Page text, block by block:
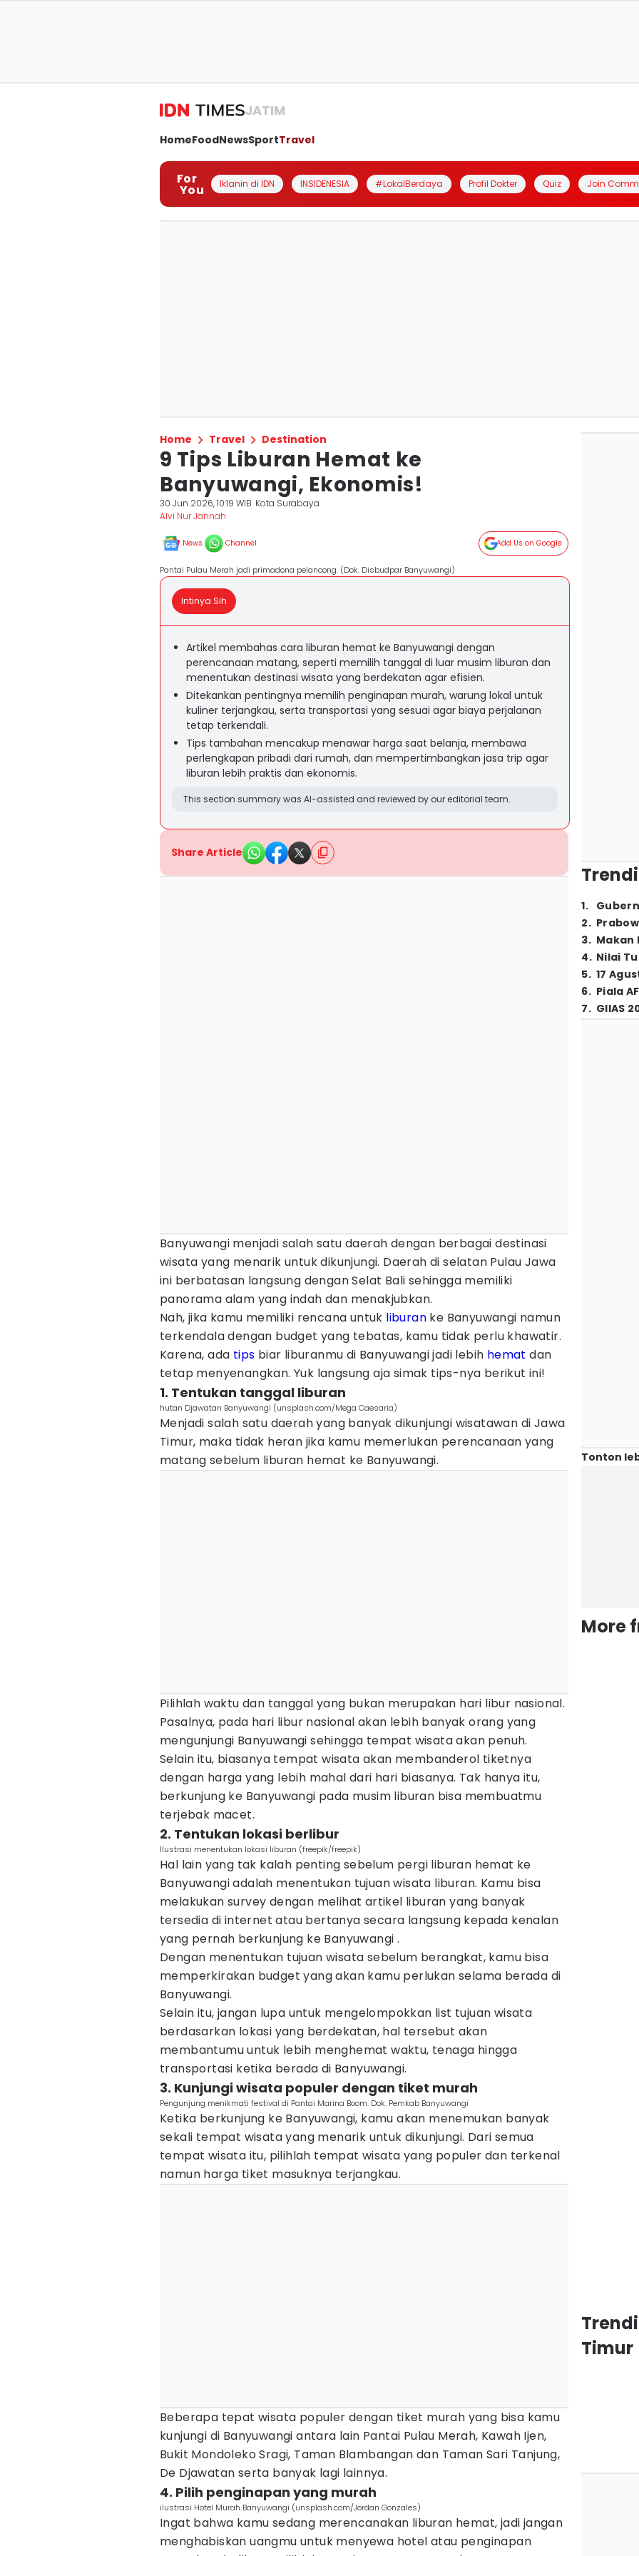
JATIM
HomeFoodNewsSportTravel
For
You Iklanin di IDN INSIDENESIA #LokalBerdaya Profil Dokter Quiz Join
Home Travel Destination
9 Tips Liburan Hemat ke
Banyuwangi, Ekonomis!
30 Jun 2026, 10:19 WIB Kota Surabaya
Alvi Nur Jannah
News Channel Add Us on Google
Pantai Pulau Merah jadi primadona pelancong. (Dok. Disbudpar Banyuwangi)
Intinya Sih
Artikel membahas cara liburan hemat ke Banyuwangi dengan
perencanaan matang, seperti memilih tanggal di luar musim liburan dan
menentukan destinasi wisata yang berdekatan agar efisien.
Ditekankan pentingnya memilih penginapan murah, warung lokal untuk
kuliner terjangkau, serta transportasi yang sesuai agar biaya perjalanan
tetap terkendali.
Tips tambahan mencakup menawar harga saat belanja, membawa
perlengkapan pribadi dari rumah, dan mempertimbangkan jasa trip agar
liburan lebih praktis dan ekonomis.
This section summary was AI-assisted and reviewed by our editorial team.
Share Article
Banyuwangi menjadi salah satu daerah dengan berbagai destinasi
wisata yang menarik untuk dikunjungi. Daerah di selatan Pulau Jawa
ini berbatasan langsung dengan Selat Bali sehingga memiliki
panorama alam yang indah dan menakjubkan.
Nah, jika kamu memiliki rencana untuk liburan ke Banyuwangi namun
terkendala dengan budget yang tebatas, kamu tidak perlu khawatir.
Karena, ada tips biar liburanmu di Banyuwangi jadi lebih hemat dan
tetap menyenangkan. Yuk langsung aja simak tips-nya berikut ini!
1. Tentukan tanggal liburan
hutan Djawatan Banyuwangi (unsplash.com/Mega Caesaria)
Menjadi salah satu daerah yang banyak dikunjungi wisatawan di Jawa
Timur, maka tidak heran jika kamu memerlukan perencanaan yang
matang sebelum liburan hemat ke Banyuwangi.
Pilihlah waktu dan tanggal yang bukan merupakan hari libur nasional.
Pasalnya, pada hari libur nasional akan lebih banyak orang yang
mengunjungi Banyuwangi sehingga tempat wisata akan penuh.
Selain itu, biasanya tempat wisata akan membanderol tiketnya
dengan harga yang lebih mahal dari hari biasanya. Tak hanya itu,
berkunjung ke Banyuwangi pada musim liburan bisa membuatmu
terjebak macet.
2. Tentukan lokasi berlibur
Ilustrasi menentukan lokasi liburan (freepik/freepik)
Hal lain yang tak kalah penting sebelum pergi liburan hemat ke
Banyuwangi adalah menentukan tujuan wisata liburan. Kamu bisa
melakukan survey dengan melihat artikel liburan yang banyak
tersedia di internet atau bertanya secara langsung kepada kenalan
yang pernah berkunjung ke Banyuwangi .
Dengan menentukan tujuan wisata sebelum berangkat, kamu bisa
memperkirakan budget yang akan kamu perlukan selama berada di
Banyuwangi.
Selain itu, jangan lupa untuk mengelompokkan list tujuan wisata
berdasarkan lokasi yang berdekatan, hal tersebut akan
membantumu untuk lebih menghemat waktu, tenaga hingga
transportasi ketika berada di Banyuwangi.
3. Kunjungi wisata populer dengan tiket murah
Pengunjung menikmati festival di Pantai Marina Boom. Dok. Pemkab Banyuwangi
Ketika berkunjung ke Banyuwangi, kamu akan menemukan banyak
sekali tempat wisata yang menarik untuk dikunjungi. Dari semua
tempat wisata itu, pilihlah tempat wisata yang populer dan terkenal
namun harga tiket masuknya terjangkau.
Beberapa tepat wisata populer dengan tiket murah yang bisa kamu
kunjungi di Banyuwangi antara lain Pantai Pulau Merah, Kawah Ijen,
Bukit Mondoleko Sragi, Taman Blambangan dan Taman Sari Tanjung,
De Djawatan serta banyak lagi lainnya.
4. Pilih penginapan yang murah
ilustrasi Hotel Murah Banyuwangi (unsplash.com/Jordan Gonzales)
Ingat bahwa kamu sedang merencanakan liburan hemat, jadi jangan
menghabiskan uangmu untuk menyewa hotel atau penginapan
1.
2.
3. Makan
4. Nilai
5. 17
6. Piala
7. GIIAS
Tonton
More
Timur